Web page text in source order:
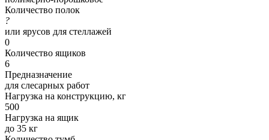
Количество полок
?
или ярусов для стеллажей
0
Количество ящиков
6
Предназначение
для слесарных работ
Нагрузка на конструкцию, кг
500
Нагрузка на ящик
до 35 кг